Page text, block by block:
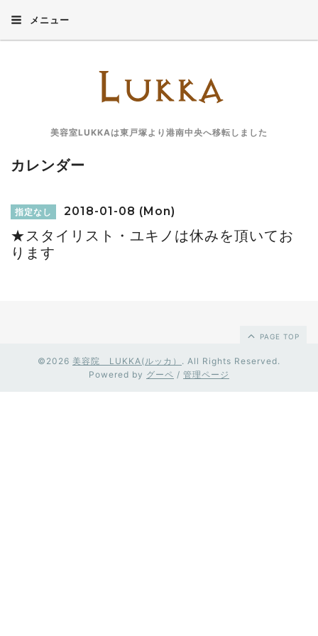
メニュー
美容室LUKKAは東戸塚より港南中央へ移転しました
カレンダー
指定なし 2018-01-08 (Mon)
★スタイリスト・ユキノは休みを頂いてお
ります
PAGE TOP
©2026 美容院 LUKKA(ルッカ） . All Rights Reserved.
Powered by グーペ / 管理ページ